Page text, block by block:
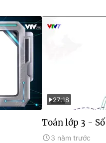
27:18
Toán lớp 3 -
3 năm trước